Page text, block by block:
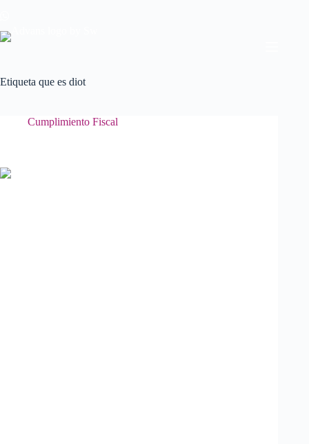
contenido
Etiqueta que es diot
Cumplimiento Fiscal